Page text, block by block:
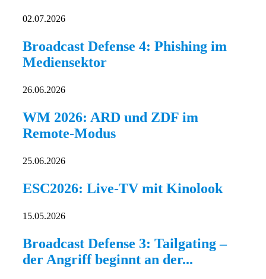
02.07.2026
Broadcast Defense 4: Phishing im
Mediensektor
26.06.2026
WM 2026: ARD und ZDF im
Remote-Modus
25.06.2026
ESC2026: Live-TV mit Kinolook
15.05.2026
Broadcast Defense 3: Tailgating –
der Angriff beginnt an der...